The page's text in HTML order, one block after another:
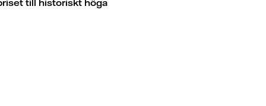
till historiskt höga